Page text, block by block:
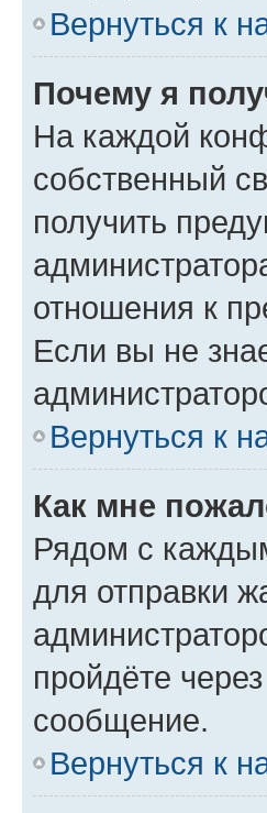
Вернуться к
Почему я
На каждой
собственный
получить
отношения к
Если вы не
Вернуться к
Как мне
Рядом с
для отправки
пройдёте
сообщение.
Вернуться к